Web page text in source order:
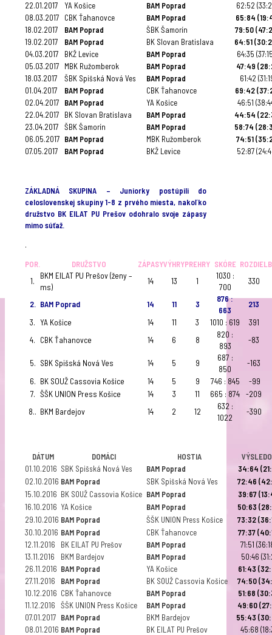
22.01.2017
YA Košice BAM Poprad
62:52
08.03.2017
CBK Ťahanovce BAM Poprad
65:84
18.02.2017
BAM Poprad ŠBK Šamorín
79:50
19.02.2017
BAM Poprad BK Slovan Bratislava
64:51
04.03.2017
BKŽ Levice BAM Poprad
64:35
05.03.2017
MBK Ružomberok BAM Poprad
47:49
18.03.2017
ŠBK Spišská Nová Ves BAM Poprad
61:42
01.04.2017
BAM Poprad CBK Ťahanovce
69:42
02.04.2017
BAM Poprad YA Košice
46:51
22.04.2017
BK Slovan Bratislava BAM Poprad
44:54
23.04.2017
ŠBK Šamorín BAM Poprad
58:74
06.05.2017 BAM Poprad MBK Ružomberok
74:51
07.05.2017
BAM Poprad BKŽ Levice 52:87
ZÁKLADNÁ SKUPINA – Juniorky postúpili do
celoslovenskej skupiny 1-8 z prvého miesta, nakoľko
družstvo BK EILAT PU Prešov odohralo svoje zápasy
mimo súťaž.
.
POR.
DRUŽSTVO ZÁPASYVÝHRYPREHRY SKÓRE ROZDIEL
1.
BKM EILAT PU Prešov (ženy –
ms)
14 13 1
1030 :
700
330
2. BAM Poprad 14 11 3
876 :
663
213
3. YA Košice 14 11 3 1010 : 619
391
4.
CBK Ťahanovce 14 6 8
820 :
893
-83
5. SBK Spišská Nová Ves 14 5 9
687 :
850
-163
6. BK SOUŽ Cassovia Košice 14 5 9 746 : 845
-99
7. ŠŠK UNION Press Košice 14 3 11 665 : 874
-209
8.. BKM Bardejov 14 2 12
632 :
1022
-390
DÁTUM DOMÁCI HOSTIA
01.10.2016 SBK Spišská Nová Ves BAM Poprad
34:64
02.10.2016 BAM Poprad SBK Spišská Nová Ves
72:46
15.10.2016 BK SOUŽ Cassovia Košice BAM Poprad
39:67
16.10.2016 YA Košice BAM Poprad
50:63
29.10.2016 BAM Poprad ŠŠK UNION Press Košice
73:32
30.10.2016 BAM Poprad CBK Ťahanovce
77:37
12.11.2016
BK EILAT PU Prešov BAM Poprad
71:51
13.11.2016
BKM Bardejov BAM Poprad
50:46
26.11.2016 BAM Poprad YA Košice
61:43
27.11.2016
BAM Poprad BK SOUŽ Cassovia Košice
74:50
10.12.2016 CBK Ťahanovce BAM Poprad 51:68
11.12.2016
ŠŠK UNION Press Košice BAM Poprad
49:60
07.01.2017 BAM Poprad BKM Bardejov
55:43
08.01.2016 BAM Poprad BK EILAT PU Prešov 45:68